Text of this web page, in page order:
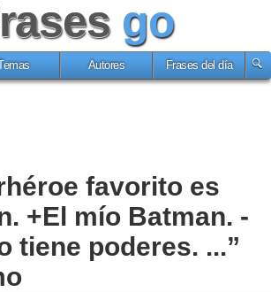
go
Temas Autores Frases del día
favorito es
+El mío Batman. -
tiene poderes. ...”